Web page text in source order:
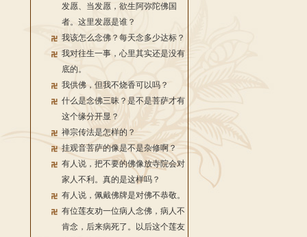
发愿、当发愿，欲生阿弥陀佛国
者。这里发愿是谁？
我该怎么念佛？每天念多少达标？
我对往生一事，心里其实还是没有
底的。
我供佛，但我不烧香可以吗？
什么是念佛三昧？是不是菩萨才有
这个缘分开显？
禅宗传法是怎样的？
挂观音菩萨的像是不是杂修啊？
有人说，把不要的佛像放寺院会对
家人不利。真的是这样吗？
有人说，佩戴佛牌是对佛不恭敬。
有位莲友劝一位病人念佛，病人不
肯念，后来病死了。以后这个莲友